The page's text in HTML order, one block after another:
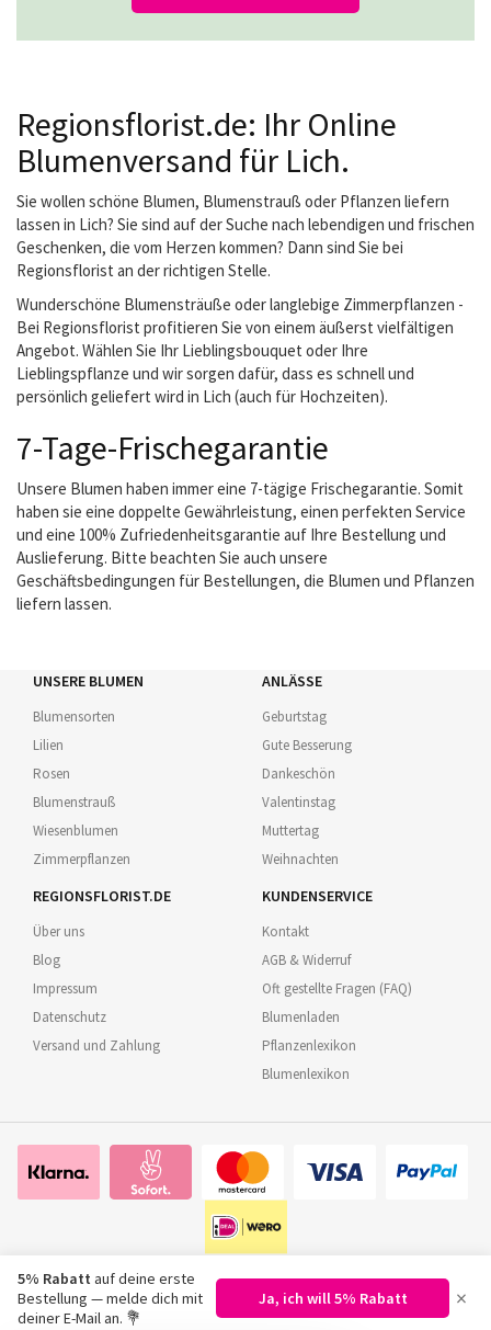
Regionsflorist.de: Ihr Online
Blumenversand für Lich.
Sie wollen schöne Blumen, Blumenstrauß oder Pflanzen liefern
lassen in Lich? Sie sind auf der Suche nach lebendigen und frischen
Geschenken, die vom Herzen kommen? Dann sind Sie bei
Regionsflorist an der richtigen Stelle.
Wunderschöne Blumensträuße oder langlebige Zimmerpflanzen -
Bei Regionsflorist profitieren Sie von einem äußerst vielfältigen
Angebot. Wählen Sie Ihr Lieblingsbouquet oder Ihre
Lieblingspflanze und wir sorgen dafür, dass es schnell und
persönlich geliefert wird in Lich (auch für Hochzeiten).
7-Tage-Frischegarantie
Unsere Blumen haben immer eine 7-tägige Frischegarantie. Somit
haben sie eine doppelte Gewährleistung, einen perfekten Service
und eine 100% Zufriedenheitsgarantie auf Ihre Bestellung und
Auslieferung. Bitte beachten Sie auch unsere
Geschäftsbedingungen für Bestellungen, die Blumen und Pflanzen
liefern lassen.
UNSERE BLUMEN
Blumensorten
Lilien
Rosen
Blumenstrauß
Wiesenblumen
Zimmerpflanzen
ANLÄSSE
Geburtstag
Gute Besserung
Dankeschön
Valentinstag
Muttertag
Weihnachten
REGIONSFLORIST.DE
Über uns
Blog
Impressum
Datenschutz
Versand und Zahlung
KUNDENSERVICE
Kontakt
AGB & Widerruf
Oft gestellte Fragen (FAQ)
Blumenladen
Pflanzenlexikon
Blumenlexikon
©2026Regionsflorist.de
5% Rabatt auf deine erste
Bestellung — melde dich mit
deiner E-Mail an. 💐
Ja, ich will 5% Rabatt ×